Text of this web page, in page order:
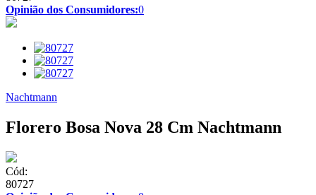
Opinião dos Consumidores:0
Nachtmann
Florero Bosa Nova 28 Cm Nachtmann
Cód:
80727